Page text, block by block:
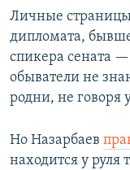
Личные страницы
дипломата,
спикера сената
обыватели не
родни, не говоря
Но Назарбаев
находится у руля